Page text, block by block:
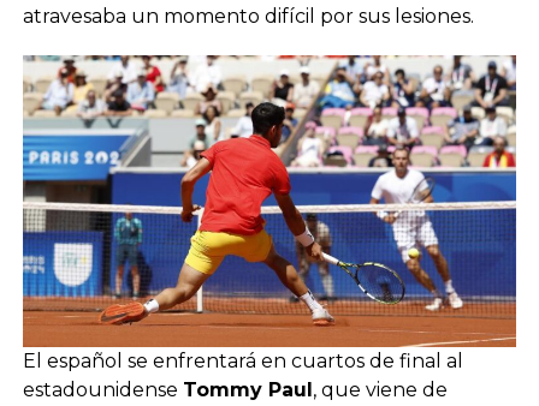
atravesaba un momento difícil por sus lesiones.
El español se enfrentará en cuartos de final al
estadounidense Tommy Paul , que viene de